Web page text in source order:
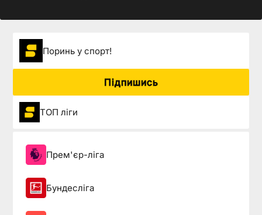
Поринь у спорт!
Підпишись
ТОП ліги
Прем'єр-ліга
Бундесліга